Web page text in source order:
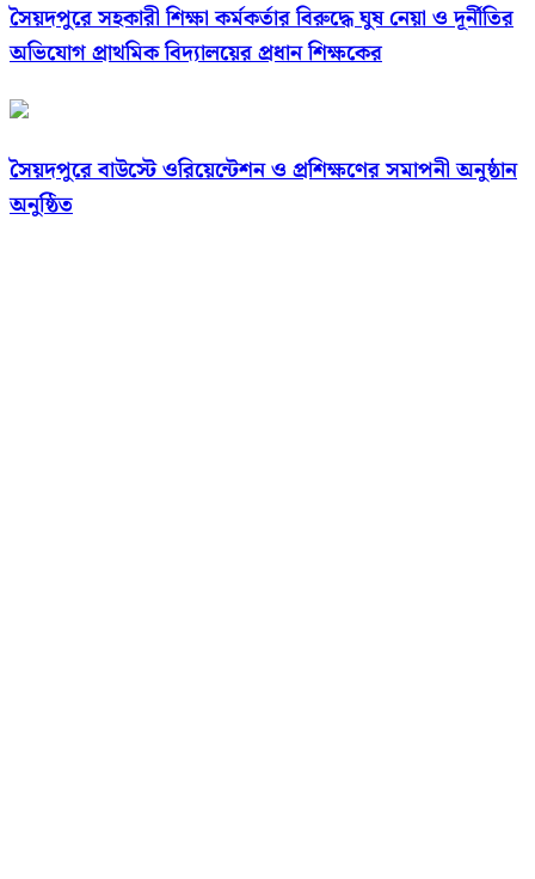
সৈয়দপুরে সহকারী শিক্ষা কর্মকর্তার বিরুদ্ধে ঘুষ নেয়া ও দূর্নীতির
অভিযোগ প্রাথমিক বিদ্যালয়ের প্রধান শিক্ষকের
সৈয়দপুরে বাউস্টে ওরিয়েন্টেশন ও প্রশিক্ষণের সমাপনী অনুষ্ঠান
অনুষ্ঠিত